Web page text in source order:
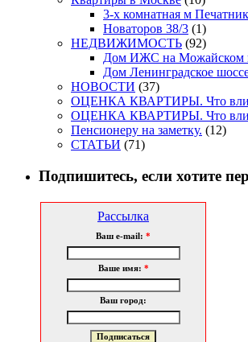
3-х комнатная м
Новаторов 38/3 (1)
НЕДВИЖИМОСТЬ (92)
Дом ИЖС на Можайском
Дом Ленинградское
НОВОСТИ (37)
ОЦЕНКА КВАРТИРЫ. Что
ОЦЕНКА КВАРТИРЫ. Что
Пенсионеру на заметку. (12)
СТАТЬИ (71)
Подпишитесь, если хотите
Рассылка
Ваш e-mail: *
Ваше имя: *
Ваш город: